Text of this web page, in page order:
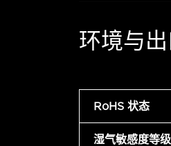
环境与出
RoHS 状态
湿气敏感度等